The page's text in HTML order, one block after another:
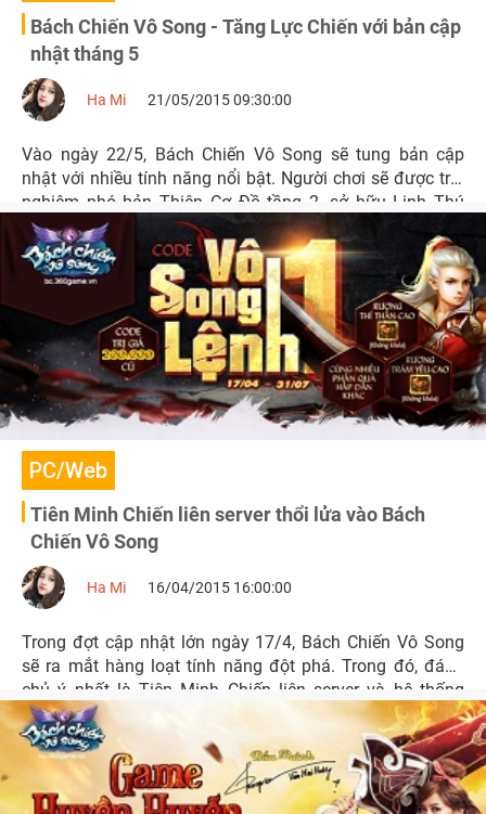
Bách Chiến Vô Song - Tăng Lực Chiến với bản cập
nhật tháng 5
Ha Mi 21/05/2015 09:30:00
Vào ngày 22/5, Bách Chiến Vô Song sẽ tung bản cập
nhật với nhiều tính năng nổi bật. Người chơi sẽ được trải
nghiệm phó bản Thiên Cơ Đồ tầng 2, sở hữu Linh Thú
Thần Điểu cấp 13, tiến cấp Thiên Bảo lên cấp 10...
PC/Web
Tiên Minh Chiến liên server thổi lửa vào Bách
Chiến Vô Song
Ha Mi 16/04/2015 16:00:00
Trong đợt cập nhật lớn ngày 17/4, Bách Chiến Vô Song
sẽ ra mắt hàng loạt tính năng đột phá. Trong đó, đáng
chủ ý nhất là Tiên Minh Chiến liên server và hệ thống
boss Tiên Minh.